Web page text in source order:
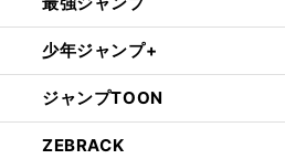
少年ジャンプ+
ジャンプTOON
ZEBRACK